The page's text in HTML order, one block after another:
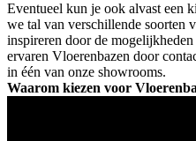
Eventueel kun je ook alvast een
we tal van verschillende soorten
inspireren door de
ervaren Vloerenbazen door
in één van onze showrooms.
Waarom kiezen voor